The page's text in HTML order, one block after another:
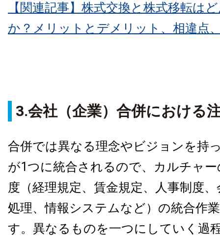
【関連記事】株式交換と株式移転は
か？メリットとデメリット、相違点
3.会社（企業）合併における
合併では異なる理念やビジョンを持
が1つに統合されるので、カルチャ
度（経理規定、賃金規定、人事制度
処理、情報システムなど）の統合作
す。異なるものを一つにしていく過